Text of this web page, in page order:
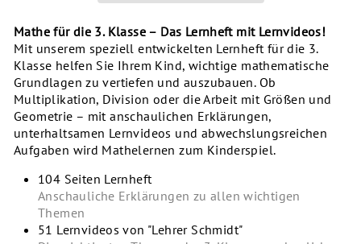
Mathe für die 3. Klasse – Das Lernheft mit Lernvideos!
Mit unserem speziell entwickelten Lernheft für die 3.
Klasse helfen Sie Ihrem Kind, wichtige mathematische
Grundlagen zu vertiefen und auszubauen. Ob
Multiplikation, Division oder die Arbeit mit Größen und
Geometrie – mit anschaulichen Erklärungen,
unterhaltsamen Lernvideos und abwechslungsreichen
Aufgaben wird Mathelernen zum Kinderspiel.
104 Seiten Lernheft
Anschauliche Erklärungen zu allen wichtigen
Themen
51 Lernvideos von "Lehrer Schmidt"